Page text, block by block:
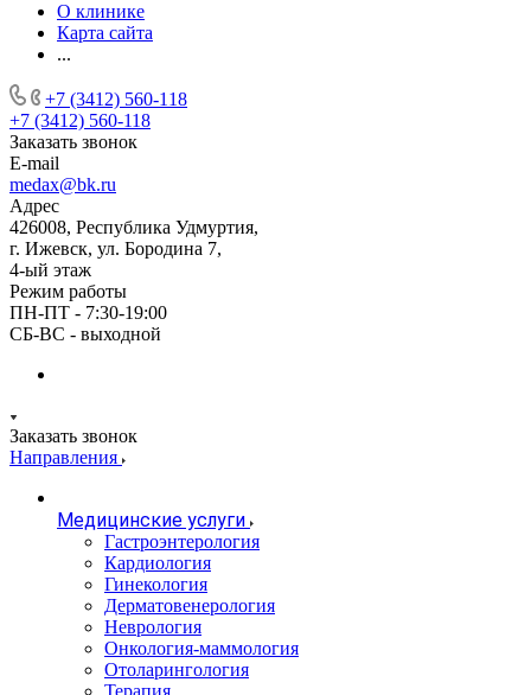
О клинике
Карта сайта
...
+7 (3412) 560-118
+7 (3412) 560-118
Заказать звонок
E-mail
medax@bk.ru
Адрес
426008, Республика Удмуртия,
г. Ижевск, ул. Бородина 7,
4-ый этаж
Режим работы
ПН-ПТ - 7:30-19:00
СБ-ВС - выходной
Заказать звонок
Направления
Медицинские услуги
Гастроэнтерология
Кардиология
Гинекология
Дерматовенерология
Неврология
Онкология-маммология
Отоларингология
Терапия